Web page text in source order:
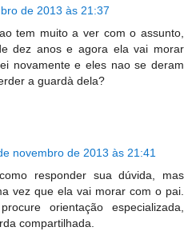
de 2013 às 21:37
tem muito a ver com o assunto,
dez anos e agora ela vai morar
novamente e eles nao se deram
a guardà dela?
novembro de 2013 às 21:41
responder sua dúvida, mas
vez que ela vai morar com o pai.
orientação especializada,
compartilhada.